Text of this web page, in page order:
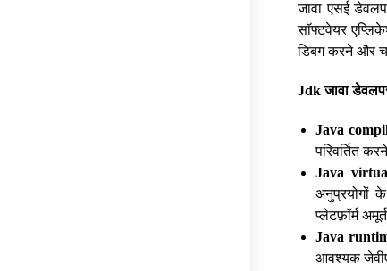
जावा एसई
सॉफ्टवेयर
डिबग करने और
Jdkजावा
Java
परिवर्तित
Java
अनुप्रयोगों
प्लेटफ़ॉर्म
Java
आवश्यक